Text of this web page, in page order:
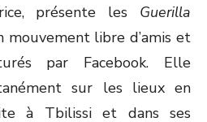
présente les Guerilla
mouvement libre d’amis et
par Facebook. Elle
sur les lieux en
à Tbilissi et dans ses